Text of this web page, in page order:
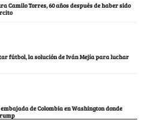
Camilo Torres, 60 años después de haber sido
fútbol, la solución de Iván Mejía para luchar
de Colombia en Washington donde